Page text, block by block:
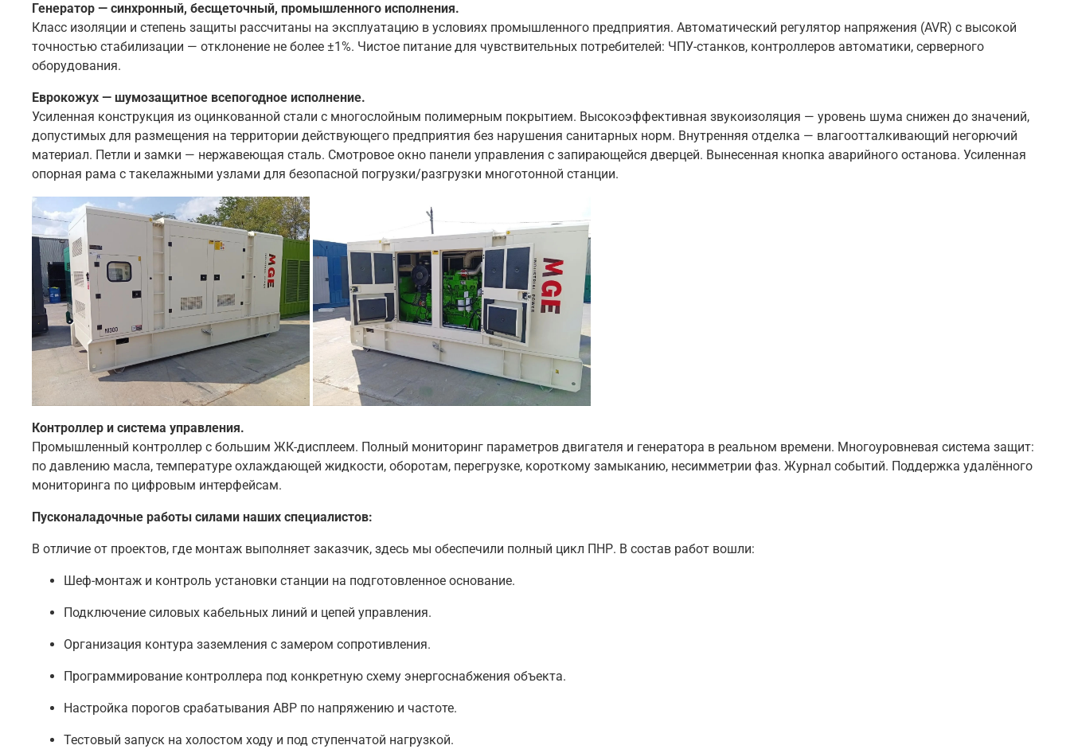
Генератор — синхронный, бесщеточный, промышленного исполнения.
Класс изоляции и степень защиты рассчитаны на эксплуатацию в условиях промышленного предприятия. Автоматический регулятор напряжения (AVR) с высокой
точностью стабилизации — отклонение не более ±1%. Чистое питание для чувствительных потребителей: ЧПУ-станков, контроллеров автоматики, серверного
оборудования.
Еврокожух — шумозащитное всепогодное исполнение.
Усиленная конструкция из оцинкованной стали с многослойным полимерным покрытием. Высокоэффективная звукоизоляция — уровень шума снижен до значений,
допустимых для размещения на территории действующего предприятия без нарушения санитарных норм. Внутренняя отделка — влагоотталкивающий негорючий
материал. Петли и замки — нержавеющая сталь. Смотровое окно панели управления с запирающейся дверцей. Вынесенная кнопка аварийного останова. Усиленная
опорная рама с такелажными узлами для безопасной погрузки/разгрузки многотонной станции.
Контроллер и система управления.
Промышленный контроллер с большим ЖК-дисплеем. Полный мониторинг параметров двигателя и генератора в реальном времени. Многоуровневая система защит:
по давлению масла, температуре охлаждающей жидкости, оборотам, перегрузке, короткому замыканию, несимметрии фаз. Журнал событий. Поддержка удалённого
мониторинга по цифровым интерфейсам.
Пусконаладочные работы силами наших специалистов:
В отличие от проектов, где монтаж выполняет заказчик, здесь мы обеспечили полный цикл ПНР. В состав работ вошли:
Шеф-монтаж и контроль установки станции на подготовленное основание.
Подключение силовых кабельных линий и цепей управления.
Организация контура заземления с замером сопротивления.
Программирование контроллера под конкретную схему энергоснабжения объекта.
Настройка порогов срабатывания АВР по напряжению и частоте.
Тестовый запуск на холостом ходу и под ступенчатой нагрузкой.